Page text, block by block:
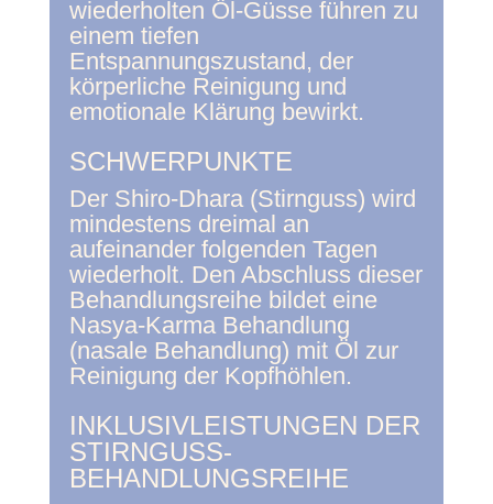
wiederholten Öl-Güsse führen zu
einem tiefen
Entspannungszustand, der
körperliche Reinigung und
emotionale Klärung bewirkt.
SCHWERPUNKTE
Der Shiro-Dhara (Stirnguss) wird
mindestens dreimal an
aufeinander folgenden Tagen
wiederholt. Den Abschluss dieser
Behandlungsreihe bildet eine
Nasya-Karma Behandlung
(nasale Behandlung) mit Öl zur
Reinigung der Kopfhöhlen.
INKLUSIVLEISTUNGEN DER
STIRNGUSS-
BEHANDLUNGSREIHE